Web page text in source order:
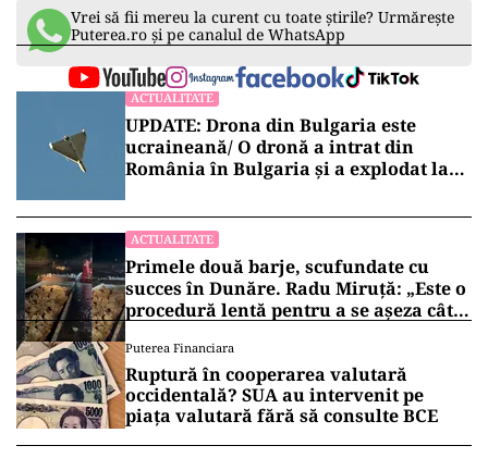
Vrei să fii mereu la curent cu toate știrile? Urmărește
Puterea.ro și pe canalul de WhatsApp
ACTUALITATE
UPDATE: Drona din Bulgaria este
ucraineană/ O dronă a intrat din
România în Bulgaria şi a explodat la
ACTUALITATE
Primele două barje, scufundate cu
succes în Dunăre. Radu Miruță: „Este o
procedură lentă pentru a se așeza cât
Puterea Financiara
Ruptură în cooperarea valutară
occidentală? SUA au intervenit pe
piața valutară fără să consulte BCE